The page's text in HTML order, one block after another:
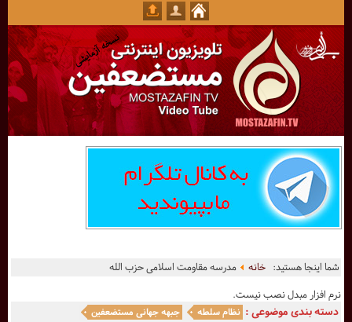
شما اینجا هستید:خانه
مدرسه مقاومت اسلامی حزب الله
نرم افزار مبدل نصب نیست.
دسته بندی موضوعی : نظام سلطه
جبهه جهانی مستضعفین